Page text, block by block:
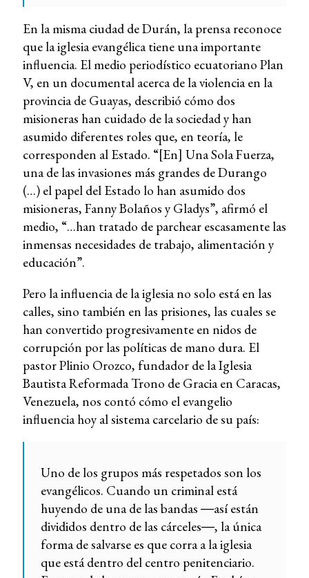
En la misma ciudad de Durán, la prensa reconoce
que la iglesia evangélica tiene una importante
influencia. El medio periodístico ecuatoriano Plan
V, en un documental acerca de la violencia en la
provincia de Guayas, describió cómo dos
misioneras han cuidado de la sociedad y han
asumido diferentes roles que, en teoría, le
corresponden al Estado. “[En] Una Sola Fuerza,
una de las invasiones más grandes de Durango
(…) el papel del Estado lo han asumido dos
misioneras, Fanny Bolaños y Gladys”, afirmó el
medio, “…han tratado de parchear escasamente las
inmensas necesidades de trabajo, alimentación y
educación”.
Pero la influencia de la iglesia no solo está en las
calles, sino también en las prisiones, las cuales se
han convertido progresivamente en nidos de
corrupción por las políticas de mano dura. El
pastor Plinio Orozco, fundador de la Iglesia
Bautista Reformada Trono de Gracia en Caracas,
Venezuela, nos contó cómo el evangelio
influencia hoy al sistema carcelario de su país:
Uno de los grupos más respetados son los
evangélicos. Cuando un criminal está
huyendo de una de las bandas ―así están
divididos dentro de las cárceles―, la única
forma de salvarse es que corra a la iglesia
que está dentro del centro penitenciario.